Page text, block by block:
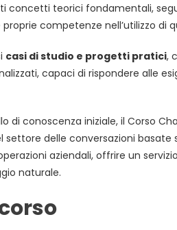
concetti teorici fondamentali,
proprie competenze nell’utilizzo
casi di studio e progetti pratici,
capaci di rispondere alle
di conoscenza iniziale, il Corso
settore delle conversazioni
aziendali, offrire un
naturale.